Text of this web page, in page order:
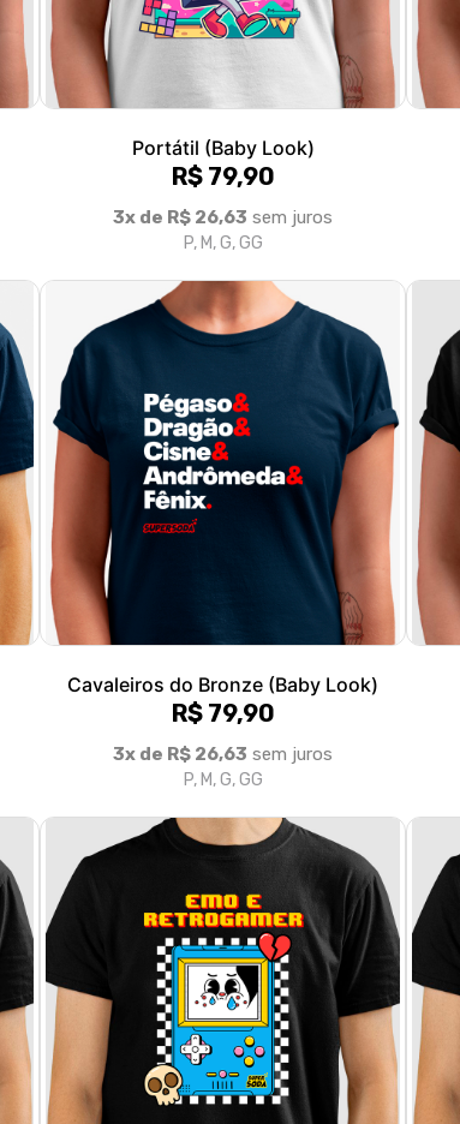
Cavaleiros do Bronze (Baby Look)
R$ 79,90
3x de R$ 26,63sem juros
P, M, G, GG
Emo e Retrogamer
R$ 79,90
3x de R$ 26,63sem juros
P, M, G, GG, XGG
>|